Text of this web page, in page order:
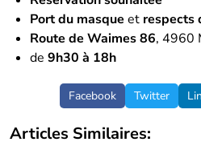
Port du masque et respects
Route de Waimes 86, 4960
de 9h30 à 18h
Facebook Twitter
Articles Similaires: